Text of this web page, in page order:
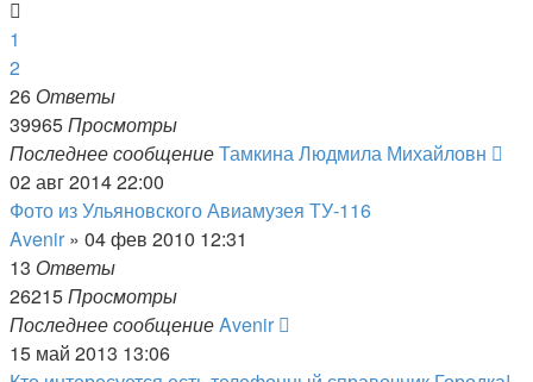
1
2
26 Ответы
39965Просмотры
Последнее сообщениеТамкина Людмила Михайловн
02 авг 2014 22:00
Фото из Ульяновского Авиамузея ТУ-116
Avenir » 04 фев 2010 12:31
13 Ответы
26215Просмотры
Последнее сообщениеAvenir
15 май 2013 13:06